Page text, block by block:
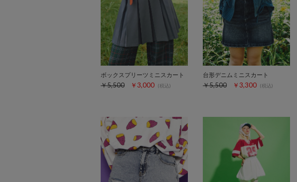
ボックスプリーツミニスカート
￥5,500 ￥3,000 (税込)
台形デニムミニスカート
￥5,500 ￥3,300 (税込)